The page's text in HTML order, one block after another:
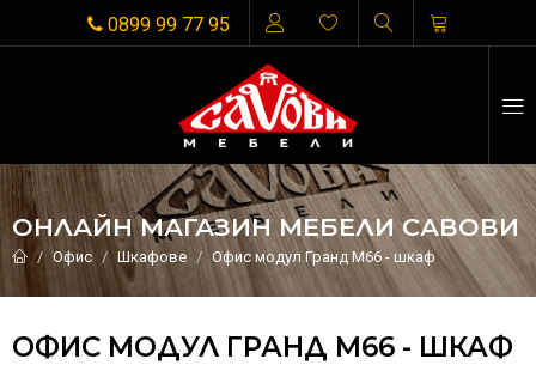
0899 99 77 95
ОНЛАЙН МАГАЗИН МЕБЕЛИ САВОВИ
Офис Шкафове Офис модул Гранд М66 - шкаф
ОФИС МОДУЛ ГРАНД М66 - ШКАФ